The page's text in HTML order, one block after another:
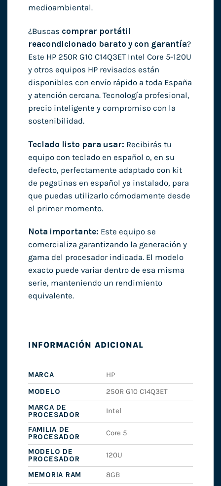
medioambiental.
¿Buscas comprar portátil
reacondicionado barato y con garantía?
Este HP 250R G10 C14Q3ET Intel Core 5-120U
y otros equipos HP revisados están
disponibles con envío rápido a toda España
y atención cercana. Tecnología profesional,
precio inteligente y compromiso con la
sostenibilidad.
Teclado listo para usar: Recibirás tu
equipo con teclado en español o, en su
defecto, perfectamente adaptado con kit
de pegatinas en español ya instalado, para
que puedas utilizarlo cómodamente desde
el primer momento.
Nota importante: Este equipo se
comercializa garantizando la generación y
gama del procesador indicada. El modelo
exacto puede variar dentro de esa misma
serie, manteniendo un rendimiento
equivalente.
INFORMACIÓN ADICIONAL
MARCA
HP
MODELO
250R G10 C14Q3ET
MARCA DE
PROCESADOR
Intel
FAMILIA DE
PROCESADOR
Core 5
MODELO DE
PROCESADOR
120U
MEMORIA RAM
8GB